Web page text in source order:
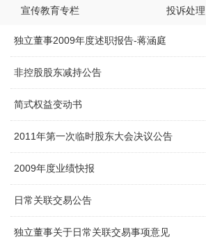
宣传教育专栏 投诉处理
独立董事2009年度述职报告-蒋涵庭
非控股股东减持公告
简式权益变动书
2011年第一次临时股东大会决议公告
2009年度业绩快报
日常关联交易公告
独立董事关于日常关联交易事项意见